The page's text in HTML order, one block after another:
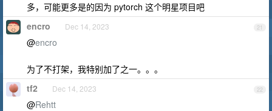
多，可能更多是的因为 pytorch 这个明星项目吧
21
encro Dec 14, 2023
@encro
为了不打架，我特别加了之一。。。
22
tf2 Dec 14, 2023
@Rehtt